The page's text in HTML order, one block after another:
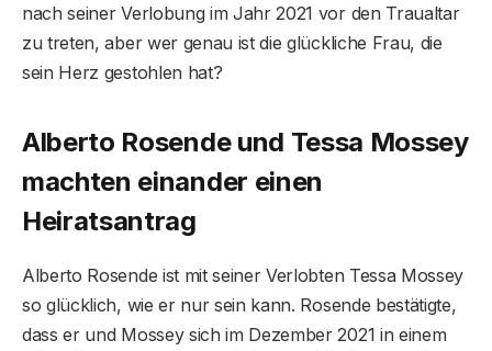
nach seiner Verlobung im Jahr 2021 vor den Traualtar
zu treten, aber wer genau ist die glückliche Frau, die
sein Herz gestohlen hat?
Alberto Rosende und Tessa Mossey
machten einander einen
Heiratsantrag
Alberto Rosende ist mit seiner Verlobten Tessa Mossey
so glücklich, wie er nur sein kann. Rosende bestätigte,
dass er und Mossey sich im Dezember 2021 in einem